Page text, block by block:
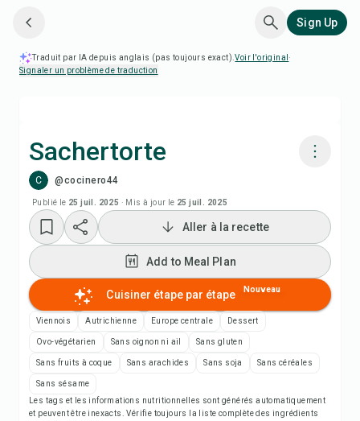
Sign Up
Traduit par IA depuis anglais (pas toujours exact).Voir l'original ·
Signaler un problème de traduction
Sachertorte
C @cocinero44
Publié le 25 juil. 2025 · Mis à jour le 25 juil. 2025
Add to Meal Plan
Add to Shopping List
Notes de recette
Imprimer la recette
Enregistrer
Aller à la recette
Add to Meal Plan
Cuisiner étape par étape Nouveau
Viennois Autrichienne Europe centrale Dessert
Ovo-végétarien Sans oignon ni ail Sans gluten
Sans fruits à coque Sans arachides Sans soja Sans céréales
Sans sésame
Les tags et les informations nutritionnelles sont générés automatiquement
et peuvent être inexacts. Vérifie toujours la liste complète des ingrédients